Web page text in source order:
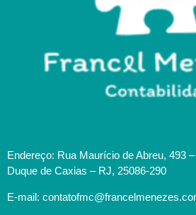
Endereço: Rua Maurício de Abreu, 493
Duque de Caxias – RJ, 25086-290
E-mail: